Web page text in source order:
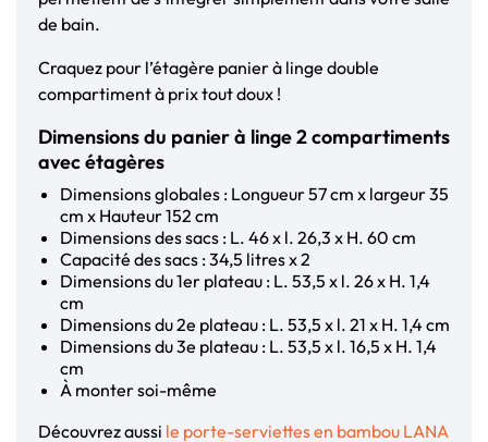
de bain.
Craquez pour l’étagère panier à linge double
compartiment à prix tout doux !
Dimensions du panier à linge 2 compartiments
avec étagères
Dimensions globales : Longueur 57 cm x largeur 35
cm x Hauteur 152 cm
Dimensions des sacs : L. 46 x l. 26,3 x H. 60 cm
Capacité des sacs : 34,5 litres x 2
Dimensions du 1er plateau : L. 53,5 x l. 26 x H. 1,4
cm
Dimensions du 2e plateau : L. 53,5 x l. 21 x H. 1,4 cm
Dimensions du 3e plateau : L. 53,5 x l. 16,5 x H. 1,4
cm
À monter soi-même
Découvrez aussi le porte-serviettes en bambou LANA